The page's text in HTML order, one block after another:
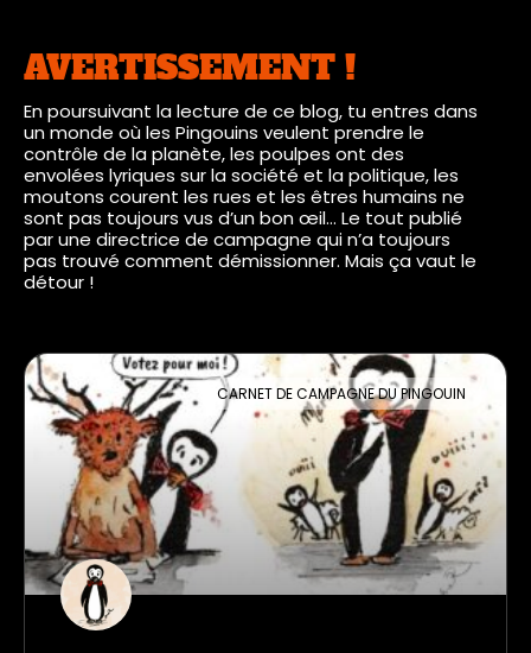
AVERTISSEMENT !
En poursuivant la lecture de ce blog, tu entres dans
un monde où les Pingouins veulent prendre le
contrôle de la planète, les poulpes ont des
envolées lyriques sur la société et la politique, les
moutons courent les rues et les êtres humains ne
sont pas toujours vus d’un bon œil… Le tout publié
par une directrice de campagne qui n’a toujours
pas trouvé comment démissionner. Mais ça vaut le
détour !
CARNET DE CAMPAGNE DU PINGOUIN